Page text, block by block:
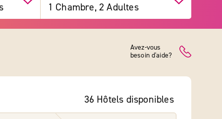
1 Chambre, 2 Adultes
Avez-vous
besoin d'aide?
36 Hôtels disponibles